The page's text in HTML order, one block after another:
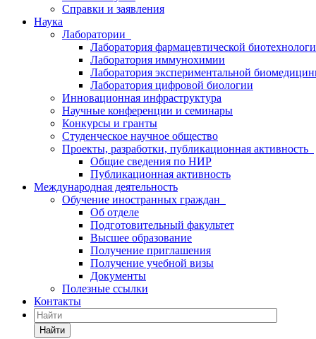
Справки и заявления
Наука
Лаборатории
Лаборатория фармацевтической
Лаборатория иммунохимии
Лаборатория экспериментальной
Лаборатория цифровой биологии
Инновационная инфраструктура
Научные конференции и семинары
Конкурсы и гранты
Студенческое научное общество
Проекты, разработки, публикационная активность
Общие сведения по НИР
Публикационная активность
Международная деятельность
Обучение иностранных граждан
Об отделе
Подготовительный факультет
Высшее образование
Получение приглашения
Получение учебной визы
Документы
Полезные ссылки
Контакты
Найти